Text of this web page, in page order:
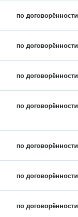
по договорённости
по договорённости
по договорённости
по договорённости
по договорённости
по договорённости
по договорённости